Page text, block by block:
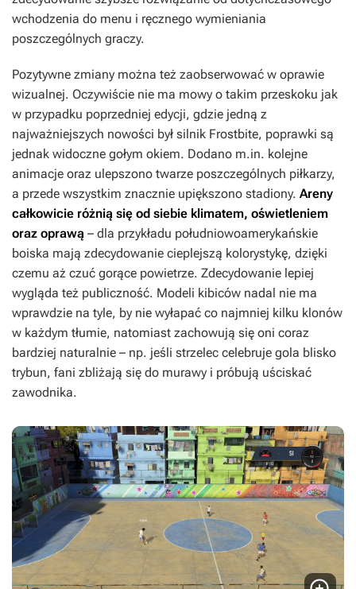
wchodzenia do menu i ręcznego wymieniania
poszczególnych graczy.
Pozytywne zmiany można też zaobserwować w oprawie
wizualnej. Oczywiście nie ma mowy o takim przeskoku jak
w przypadku poprzedniej edycji, gdzie jedną z
najważniejszych nowości był silnik Frostbite, poprawki są
jednak widoczne gołym okiem. Dodano m.in. kolejne
animacje oraz ulepszono twarze poszczególnych piłkarzy,
a przede wszystkim znacznie upiększono stadiony. Areny
całkowicie różnią się od siebie klimatem, oświetleniem
oraz oprawą – dla przykładu południowoamerykańskie
boiska mają zdecydowanie cieplejszą kolorystykę, dzięki
czemu aż czuć gorące powietrze. Zdecydowanie lepiej
wygląda też publiczność. Modeli kibiców nadal nie ma
wprawdzie na tyle, by nie wyłapać co najmniej kilku klonów
w każdym tłumie, natomiast zachowują się oni coraz
bardziej naturalnie – np. jeśli strzelec celebruje gola blisko
trybun, fani zbliżają się do murawy i próbują uściskać
zawodnika.